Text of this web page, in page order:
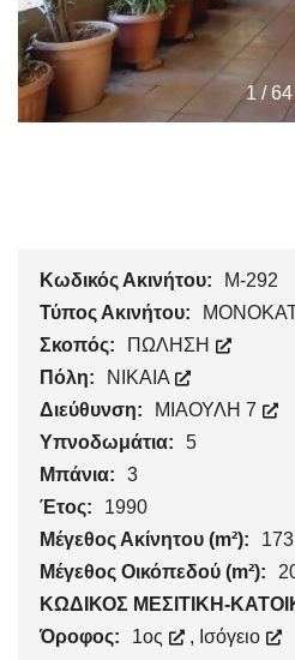
1 /64
Κωδικός Ακινήτου:
Μ-292
Τύπος Ακινήτου:
Σκοπός:
ΠΩΛΗΣΗ
Πόλη:
NIKAIA
Διεύθυνση:
ΜΙΑΟΥΛΗ 7
Υπνοδωμάτια:
5
Μπάνια:
3
Έτος:
1990
Μέγεθος Ακίνητου (m²):
Μέγεθος Οικόπεδού (m²):
ΚΩΔΙΚΟΣ ΜΕΣΙΤΙΚΗ-
Όροφος:
1ος , Ισόγειο